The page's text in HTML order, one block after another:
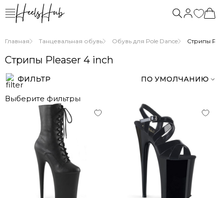
Главная Танцевальная обувь Обувь для Pole Dance Стрипы
Стрипы Pleaser 4 inch
ФИЛЬТР ПО УМОЛЧАНИЮ
Выберите фильтры